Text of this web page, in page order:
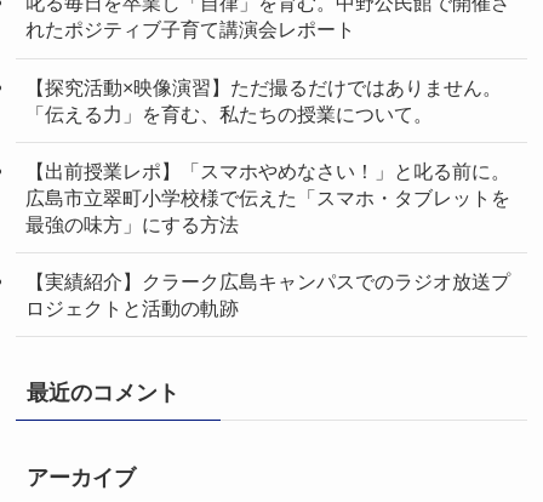
れたポジティブ子育て講演会レポート
【探究活動×映像演習】ただ撮るだけではありません。
「伝える力」を育む、私たちの授業について。
【出前授業レポ】「スマホやめなさい！」と叱る前に。
広島市立翠町小学校様で伝えた「スマホ・タブレットを
最強の味方」にする方法
【実績紹介】クラーク広島キャンパスでのラジオ放送プ
ロジェクトと活動の軌跡
最近のコメント
アーカイブ